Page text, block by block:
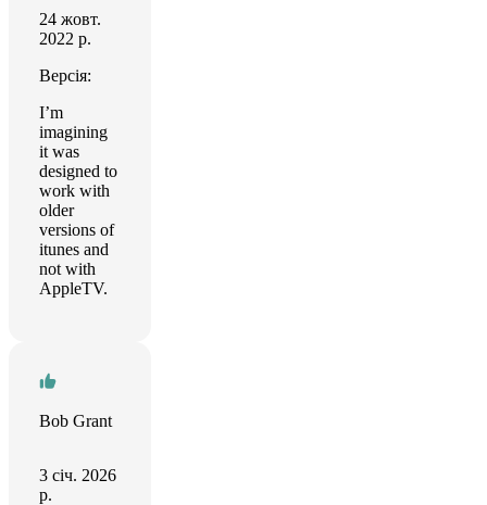
24 жовт.
2022 р.
Версія:
I’m
imagining
it was
designed to
work with
older
versions of
itunes and
not with
AppleTV.
Bob Grant
3 січ. 2026
р.